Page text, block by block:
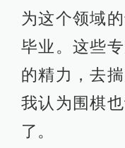
为这个领域
毕业。这些
的精力，去
我认为围棋
了。